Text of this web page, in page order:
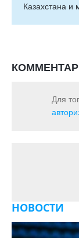
Казахстана и
Для
НОВОСТИ